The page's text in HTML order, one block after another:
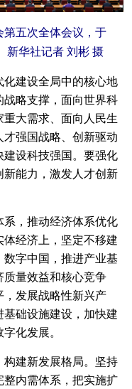
五次全体会议，于
新华社记者 刘彬 摄
建设全局中的核心地
略支撑，面向世界科
大需求、面向人民生
强国战略、创新驱动
设科技强国。要强化
能力，激发人才创新
，推动经济体系优化
经济上，坚定不移建
字中国，推进产业基
量效益和核心竞争
发展战略性新兴产
础设施建设，加快建
化发展。
建新发展格局。坚持
内需体系，把实施扩